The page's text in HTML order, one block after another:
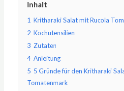
Inhalt
1 Kritharaki Salat mit Rucola
2 Kochutensilien
3 Zutaten
4 Anleitung
5 5 Gründe für den Kritharaki
Tomatenmark